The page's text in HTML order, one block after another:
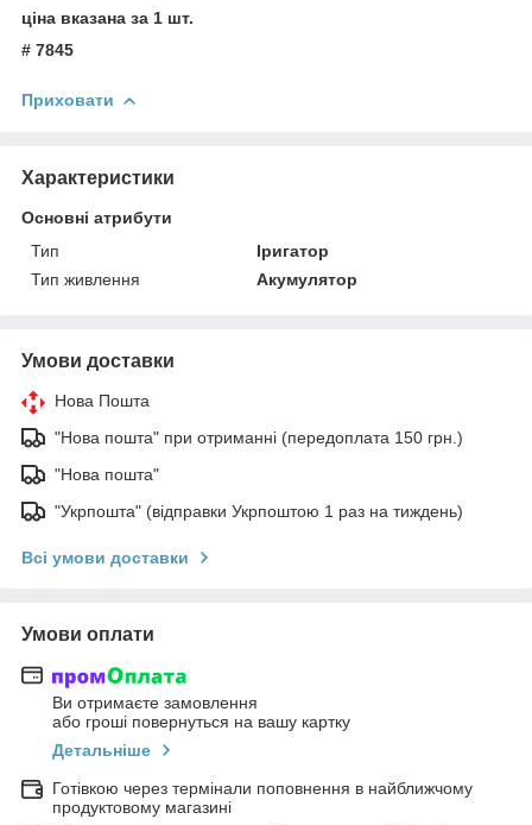
ціна вказана за 1 шт.
# 7845
Приховати
Характеристики
Основні атрибути
Тип
Іригатор
Тип живлення
Акумулятор
Умови доставки
Нова Пошта
"Нова пошта" при отриманні (передоплата 150 грн.)
"Нова пошта"
"Укрпошта" (відправки Укрпоштою 1 раз на тиждень)
Всі умови доставки
Умови оплати
Ви отримаєте замовлення
або гроші повернуться на вашу картку
Детальніше
Готівкою через термінали поповнення в найближчому
продуктовому магазині